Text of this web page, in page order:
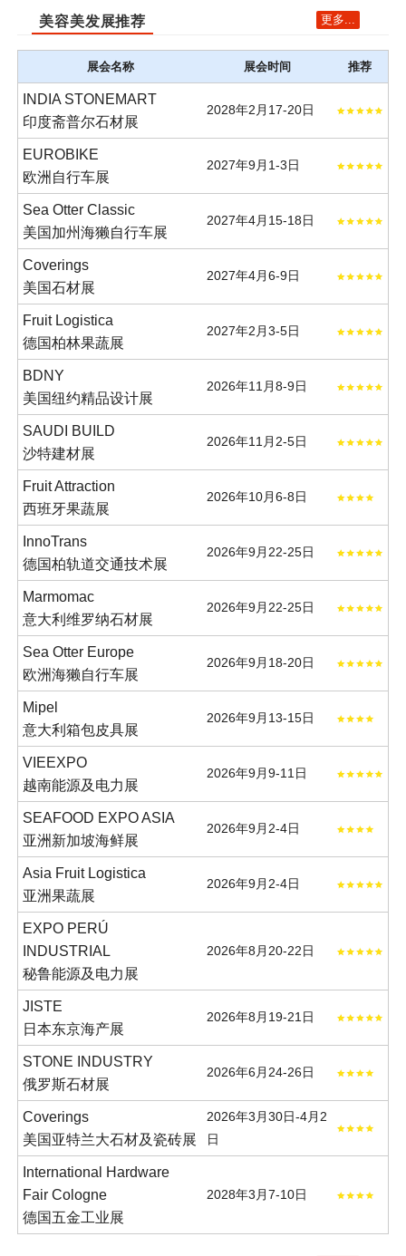
美容美发展推荐 更多...
展会名称 展会时间 推荐
INDIA STONEMART
印度斋普尔石材展
2028年2月17-20日
EUROBIKE
欧洲自行车展
2027年9月1-3日
Sea Otter Classic
美国加州海獭自行车展
2027年4月15-18日
Coverings
美国石材展
2027年4月6-9日
Fruit Logistica
德国柏林果蔬展
2027年2月3-5日
BDNY
美国纽约精品设计展
2026年11月8-9日
SAUDI BUILD
沙特建材展
2026年11月2-5日
Fruit Attraction
西班牙果蔬展
2026年10月6-8日
InnoTrans
德国柏轨道交通技术展
2026年9月22-25日
Marmomac
意大利维罗纳石材展
2026年9月22-25日
Sea Otter Europe
欧洲海獭自行车展
2026年9月18-20日
Mipel
意大利箱包皮具展
2026年9月13-15日
VIEEXPO
越南能源及电力展
2026年9月9-11日
SEAFOOD EXPO ASIA
亚洲新加坡海鲜展
2026年9月2-4日
Asia Fruit Logistica
亚洲果蔬展
2026年9月2-4日
EXPO PERÚ
INDUSTRIAL
秘鲁能源及电力展
2026年8月20-22日
JISTE
日本东京海产展
2026年8月19-21日
STONE INDUSTRY
俄罗斯石材展
2026年6月24-26日
Coverings
美国亚特兰大石材及瓷砖展
2026年3月30日-4月2
日
International Hardware
Fair Cologne
德国五金工业展
2028年3月7-10日